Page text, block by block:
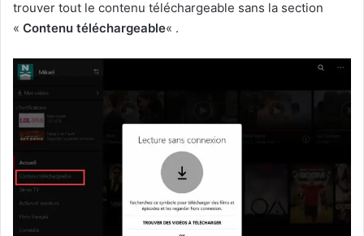
trouver tout le contenu téléchargeable sans la section
« Contenu téléchargeable« .